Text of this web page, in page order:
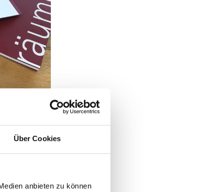
Über Cookies
anbieten zu können